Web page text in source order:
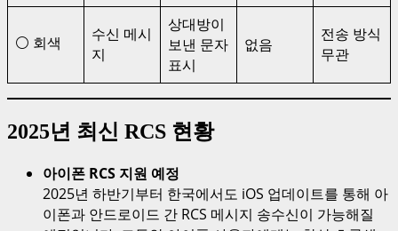
⚪ 회색
수신 메시
지
상대방이
보낸 문자
표시
없음
전송 방식
무관
2025년 최신 RCS 현황
아이폰 RCS 지원 예정
2025년 하반기부터 한국에서도 iOS 업데이트를 통해 아
이폰과 안드로이드 간 RCS 메시지 송수신이 가능해질